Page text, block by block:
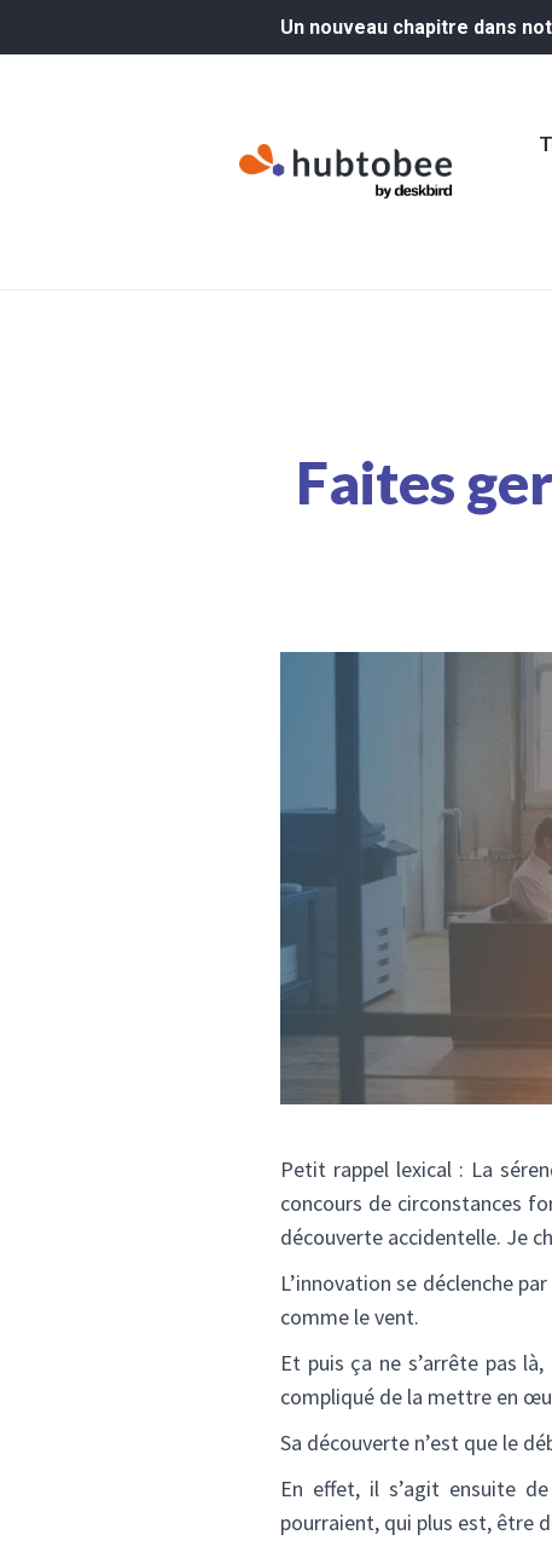
Un nouveau chapitre dans
Faites
Petit rappel lexical : La
concours de circonstances
découverte accidentelle. Je
L’innovation se déclenche
comme le vent.
Et puis ça ne s’arrête pas
compliqué de la mettre en
Sa découverte n’est que le
En effet, il s’agit ensuite
pourraient, qui plus est, être